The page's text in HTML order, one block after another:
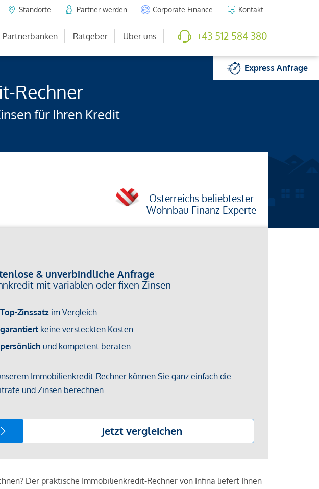
Standorte Partner werden Corporate Finance Kontakt
Partnerbanken Ratgeber Über uns +43 512 584 380
ExpressAnfrage
Rechner
für Ihren Kredit
Österreichs beliebtester
Wohnbau-Finanz-Experte
Der praktische Immobilienkredit-Rechner von Infina liefert Ihnen